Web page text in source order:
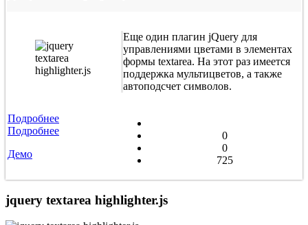
Еще один плагин jQuery для
управлениями цветами в элементах
формы textarea. На этот раз имеется
поддержка мультицветов, а также
автоподсчет символов.
Подробнее
Подробнее
Демо
0
0
725
jquery textarea highlighter.js